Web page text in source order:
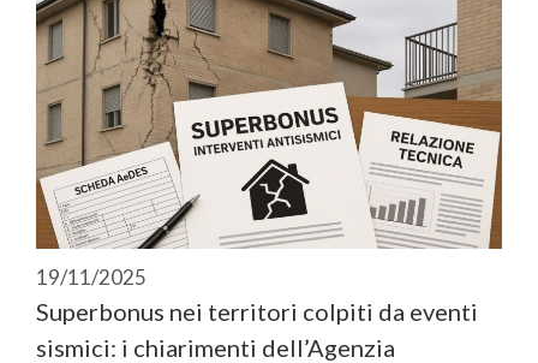
19/11/2025
Superbonus nei territori colpiti da eventi
sismici: i chiarimenti dell’Agenzia